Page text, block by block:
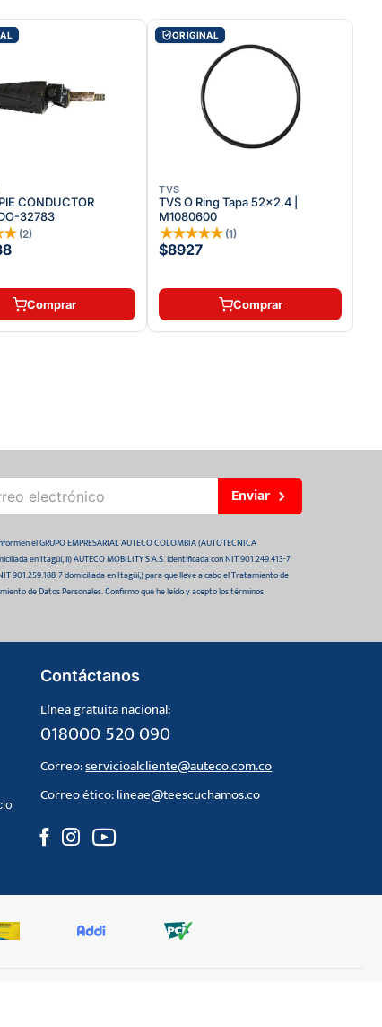
CONDUCTOR
32783
★ (2)
Comprar
ORIGINAL
TVS
TVS O Ring Tapa 52x2.4 |
M1080600
★★★★★ (1)
$8927
Comprar
Enviar
el GRUPO EMPRESARIAL AUTECO COLOMBIA (AUTOTECNICA
en Itagüí, ii) AUTECO MOBILITY S.A.S. identificada con NIT 901.249.413-7
901.259.188-7 domiciliada en Itagüí,) para que lleve a cabo el Tratamiento de
de Datos Personales. Confirmo que he leído y acepto los términos
Contáctanos
Línea gratuita nacional:
018000 520 090
Correo:servicioalcliente@auteco.com.co
Correo ético:lineae@teescuchamos.co